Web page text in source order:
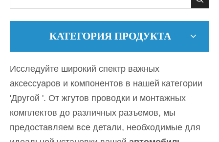
КАТЕГОРИЯ ПРОДУКТА
Исследуйте широкий спектр важных
аксессуаров и компонентов в нашей категории
'Другой '. От жгутов проводки и монтажных
комплектов до различных разъемов, мы
предоставляем все детали, необходимые для